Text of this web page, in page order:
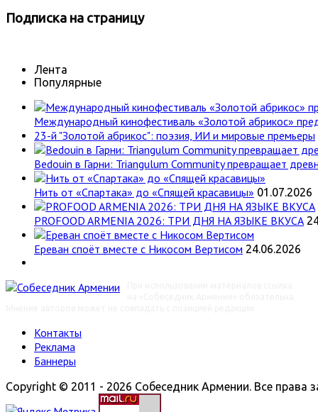
Подписка на страницу
Лента
Популярные
Международный кинофестиваль «Золотой абрикос»
23-й "Золотой абрикос": поэзия, ИИ и мировые премьеры
Bedouin в Гарни: Triangulum Community превращает
Нить от «Спартака» до «Спящей красавицы» 01.07.2026
PROFOOD ARMENIA 2026: ТРИ ДНЯ НА ЯЗЫКЕ ВКУСА
Ереван споёт вместе с Никосом Вертисом 24.06.2026
Контакты
Реклама
Баннеры
Copyright © 2011 - 2026 Собеседник Армении. Все права